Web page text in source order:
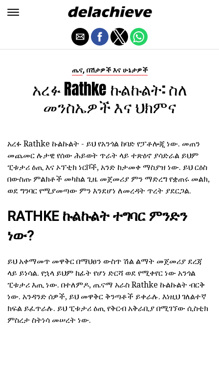
ጤና, በሽታዎች እና ሁኔታዎች
አረፉ Rathke ኩልኩልት: ስለ
መንስኤዎች እና ህክምና
አረፉ Rathke ኩልኩልት - ይህ የአንጎል ከባድ የፓቶሎጂ ነው. መጠን
መጨመር ሉታዊ የሰው ሕይወት ጥራት ላይ ተጽዕኖ ያሳድራል ይህም
ፒቱታሪ ዕጢ እና ኦፕቲክ ነርቮች, አንድ ከታመቀ ማስያዝ ነው. ይህ ርዕስ
በውስጡ ምልክቶች መካከል ጊዜ መጀመሪያ ምን ማድረግ የቋጠሩ መልክ,
ወደ ግንባር የሚያመጣው ምን እንደሆነ ለመረዳት ጥረት ያደርጋል.
RATHKE ኩልኩልት ተግባር ምንድን
ነው?
ይህ አቀማመጥ መዋቅር በማህፀን ውስጥ ሽል ልማት መጀመሪያ ደረጃ
ላይ ይነሳል. የኋላ ይህም ከፊት የሆነ ድርሻ ወደ የሚቀየር ነው አንጎል
ፒቱታሪ እጢ ነው. በተለምዶ, ጤናማ አራስ Rathke ኩልኩልት ብርቅ
ነው. አንዳንድ ሰዎች, ይህ መዋቅር ቅንጣቶች ይቀራሉ. እነዚህ ገለልተኛ
ክፍል ይፈጥራሉ. ይህ ፒቱታሪ ዕጢ የቅርብ አቅራቢያ በሚገኘው ሲስቲክ
ምስረታ ስትነሳ መሠረት ነው.